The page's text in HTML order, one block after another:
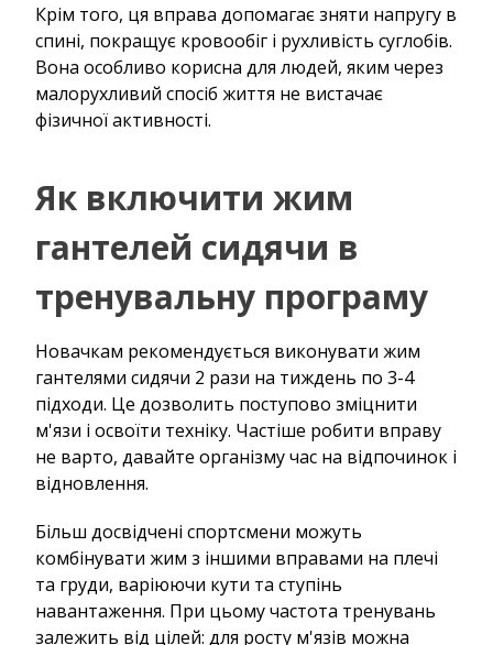
Крім того, ця вправа допомагає зняти напругу в
спині, покращує кровообіг і рухливість суглобів.
Вона особливо корисна для людей, яким через
малорухливий спосіб життя не вистачає
фізичної активності.
Як включити жим
гантелей сидячи в
тренувальну програму
Новачкам рекомендується виконувати жим
гантелями сидячи 2 рази на тиждень по 3-4
підходи. Це дозволить поступово зміцнити
м'язи і освоїти техніку. Частіше робити вправу
не варто, давайте організму час на відпочинок і
відновлення.
Більш досвідчені спортсмени можуть
комбінувати жим з іншими вправами на плечі
та груди, варіюючи кути та ступінь
навантаження. При цьому частота тренувань
залежить від цілей: для росту м'язів можна